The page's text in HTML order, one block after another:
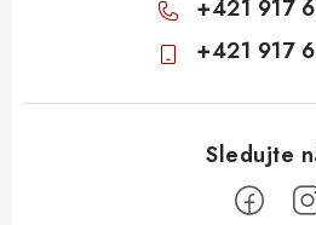
+421 917
+421 917